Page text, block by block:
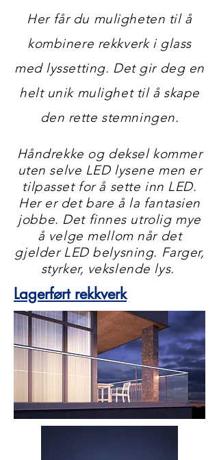
Her får du muligheten til å
kombinere rekkverk i glass
med lyssetting. Det gir deg en
helt unik mulighet til å skape
den rette stemningen.
Håndrekke og deksel kommer
uten selve LED lysene men er
tilpasset for å sette inn LED.
Her er det bare å la fantasien
jobbe. Det finnes utrolig mye
å velge mellom når det
gjelder LED belysning. Farger,
styrker, vekslende lys.
Lagerført rekkverk